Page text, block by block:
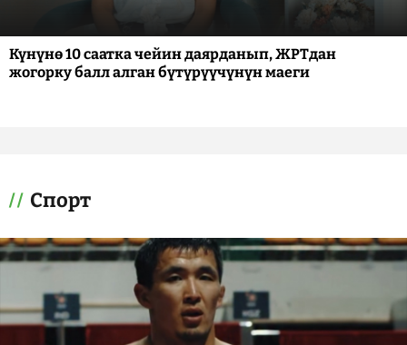
Күнүнө 10 саатка чейин даярданып, ЖРТдан
жогорку балл алган бүтүрүүчүнүн маеги
Спорт